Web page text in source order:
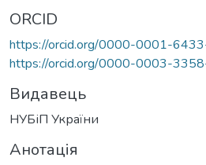
ORCID
https://orcid.org/0000-0001-
https://orcid.org/0000-0003-
Видавець
НУБіП України
Анотація